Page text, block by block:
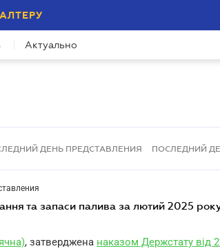
Актуально
ДЕНЬ ПРЕДСТАВЛЕНИЯ ПОСЛЕДНИЙ
та запаси палива за лютий 2025
, затверджена наказом Держстату від